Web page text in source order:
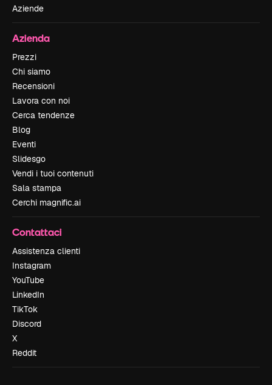
Aziende
Azienda
Prezzi
Chi siamo
Recensioni
Lavora con noi
Cerca tendenze
Blog
Eventi
Slidesgo
Vendi i tuoi contenuti
Sala stampa
Cerchi magnific.ai
Contattaci
Assistenza clienti
Instagram
YouTube
LinkedIn
TikTok
Discord
X
Reddit